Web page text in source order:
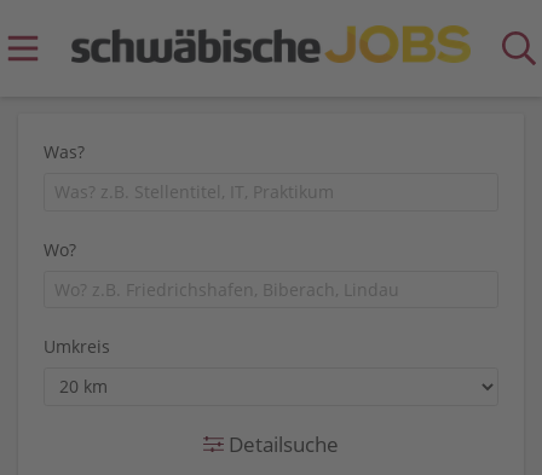
Was?
Wo?
Umkreis
Detailsuche